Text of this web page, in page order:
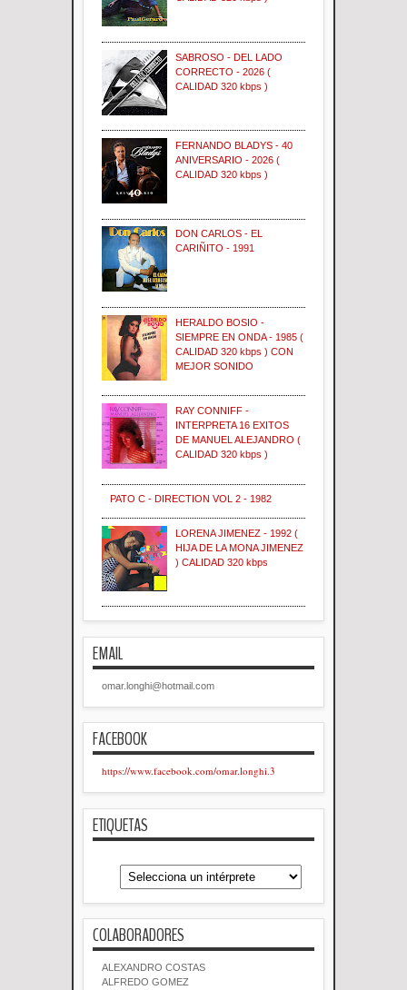
SABROSO - DEL LADO
CORRECTO - 2026 (
CALIDAD 320 kbps )
FERNANDO BLADYS - 40
ANIVERSARIO - 2026 (
CALIDAD 320 kbps )
DON CARLOS - EL
CARIÑITO - 1991
HERALDO BOSIO -
SIEMPRE EN ONDA - 1985 (
CALIDAD 320 kbps ) CON
MEJOR SONIDO
RAY CONNIFF -
INTERPRETA 16 EXITOS
DE MANUEL ALEJANDRO (
CALIDAD 320 kbps )
PATO C - DIRECTION VOL 2 - 1982
LORENA JIMENEZ - 1992 (
HIJA DE LA MONA JIMENEZ
) CALIDAD 320 kbps
EMAIL
omar.longhi@hotmail.com
FACEBOOK
https://www.facebook.com/omar.longhi.3
ETIQUETAS
COLABORADORES
ALEXANDRO COSTAS
ALFREDO GOMEZ